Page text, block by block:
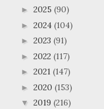
► 2025 (90)
► 2024 (104)
► 2023 (91)
► 2022 (117)
► 2021 (147)
► 2020 (153)
▼ 2019 (216)